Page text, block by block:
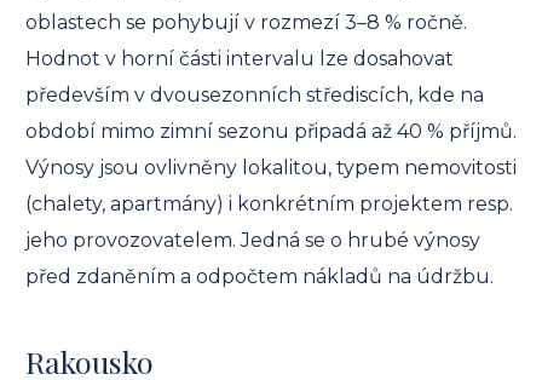
oblastech se pohybují v rozmezí 3–8 % ročně.
Hodnot v horní části intervalu lze dosahovat
především v dvousezonních střediscích, kde na
období mimo zimní sezonu připadá až 40 % příjmů.
Výnosy jsou ovlivněny lokalitou, typem nemovitosti
(chalety, apartmány) i konkrétním projektem resp.
jeho provozovatelem. Jedná se o hrubé výnosy
před zdaněním a odpočtem nákladů na údržbu.
Rakousko